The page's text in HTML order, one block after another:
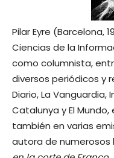
Pilar Eyre (Barcelona,
Ciencias de la
como columnista,
diversos periódicos y
Diario, La Vanguardia,
Catalunya y El
también en varias
autora de numerosos